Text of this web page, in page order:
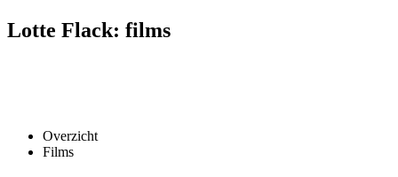
Lotte Flack: films
Overzicht
Films